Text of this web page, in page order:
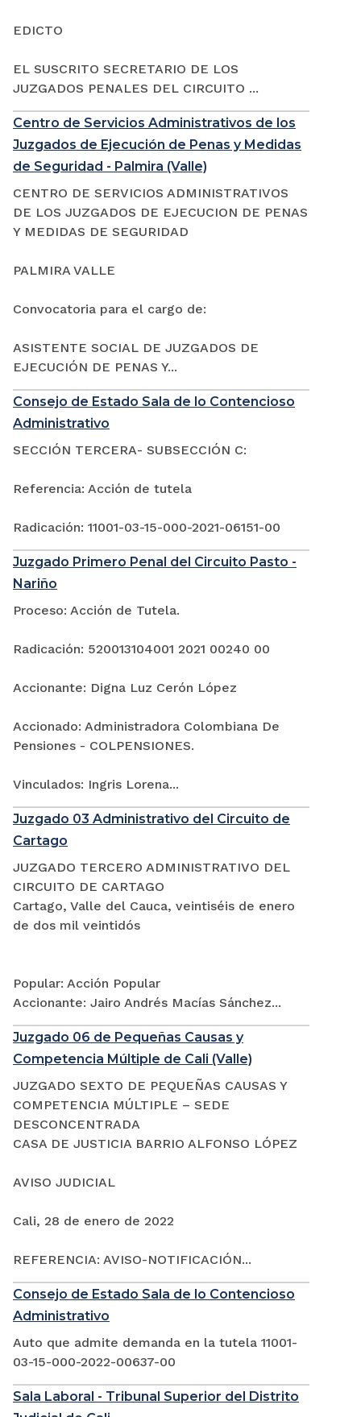
EDICTO
EL SUSCRITO SECRETARIO DE LOS
JUZGADOS PENALES DEL CIRCUITO ...
Centro de Servicios Administrativos de los
Juzgados de Ejecución de Penas y Medidas
de Seguridad - Palmira (Valle)
CENTRO DE SERVICIOS ADMINISTRATIVOS
DE LOS JUZGADOS DE EJECUCION DE PENAS
Y MEDIDAS DE SEGURIDAD
PALMIRA VALLE
Convocatoria para el cargo de:
ASISTENTE SOCIAL DE JUZGADOS DE
EJECUCIÓN DE PENAS Y...
Consejo de Estado Sala de lo Contencioso
Administrativo
SECCIÓN TERCERA- SUBSECCIÓN C:
Referencia: Acción de tutela
Radicación: 11001-03-15-000-2021-06151-00
Juzgado Primero Penal del Circuito Pasto -
Nariño
Proceso: Acción de Tutela.
Radicación: 520013104001 2021 00240 00
Accionante: Digna Luz Cerón López
Accionado: Administradora Colombiana De
Pensiones - COLPENSIONES.
Vinculados: Ingris Lorena...
Juzgado 03 Administrativo del Circuito de
Cartago
JUZGADO TERCERO ADMINISTRATIVO DEL
CIRCUITO DE CARTAGO
Cartago, Valle del Cauca, veintiséis de enero
de dos mil veintidós
Popular: Acción Popular
Accionante: Jairo Andrés Macías Sánchez...
Juzgado 06 de Pequeñas Causas y
Competencia Múltiple de Cali (Valle)
JUZGADO SEXTO DE PEQUEÑAS CAUSAS Y
COMPETENCIA MÚLTIPLE – SEDE
DESCONCENTRADA
CASA DE JUSTICIA BARRIO ALFONSO LÓPEZ
AVISO JUDICIAL
Cali, 28 de enero de 2022
REFERENCIA: AVISO-NOTIFICACIÓN...
Consejo de Estado Sala de lo Contencioso
Administrativo
Auto que admite demanda en la tutela 11001-
03-15-000-2022-00637-00
Sala Laboral - Tribunal Superior del Distrito